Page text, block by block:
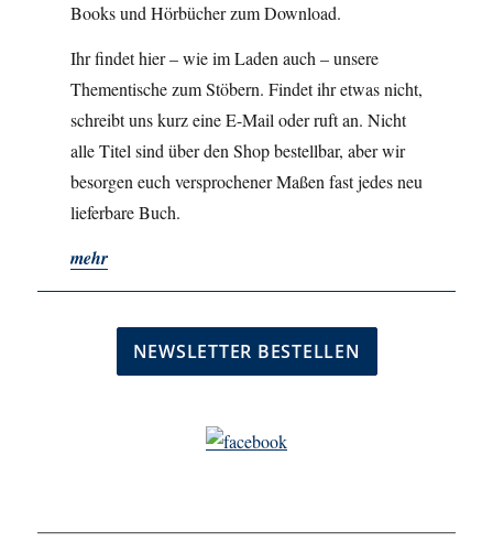
Books und Hörbücher zum Download.
Ihr findet hier – wie im Laden auch – unsere
Thementische zum Stöbern. Findet ihr etwas nicht,
schreibt uns kurz eine E-Mail oder ruft an. Nicht
alle Titel sind über den Shop bestellbar, aber wir
besorgen euch versprochener Maßen fast jedes neu
lieferbare Buch.
mehr